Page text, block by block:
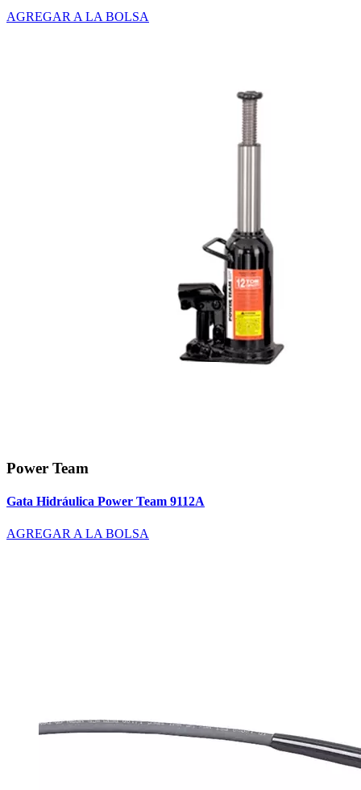
AGREGAR A LA BOLSA
Power Team
Gata Hidráulica Power Team 9112A
AGREGAR A LA BOLSA